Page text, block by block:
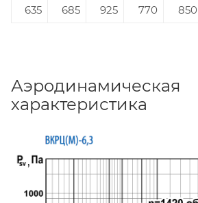
635
685 925 770 850
Аэродинамическая
характеристика